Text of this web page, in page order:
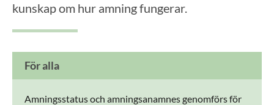
kunskap om hur amning fungerar.
För alla
Amningsstatus och amningsanamnes genomförs för